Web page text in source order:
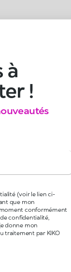
à
!
(voir le lien ci-
que mon
conformément
confidentialité,
donne mon
traitement par KIKO